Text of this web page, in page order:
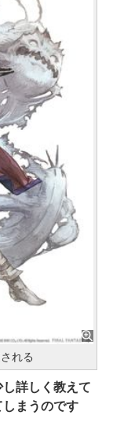
れる
詳しく教えて
まうのです